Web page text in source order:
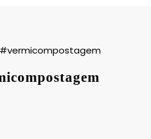
#vermicompostagem